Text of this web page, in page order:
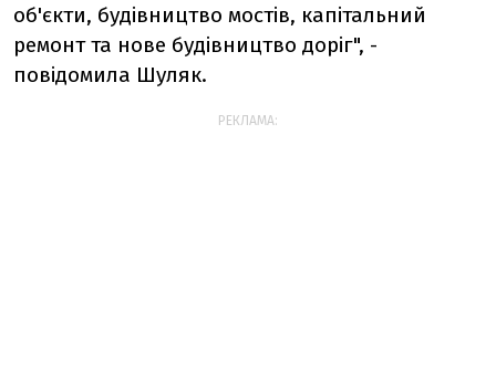
об'єкти, будівництво мостів, капітальний
ремонт та нове будівництво доріг", -
повідомила Шуляк.
РЕКЛАМА: